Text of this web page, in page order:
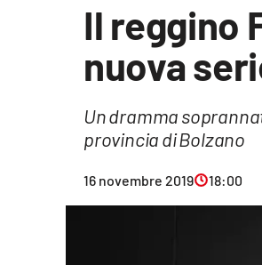
Il reggino
nuova
Un dramma
provincia di Bolzano
16 novembre 2019 18:00